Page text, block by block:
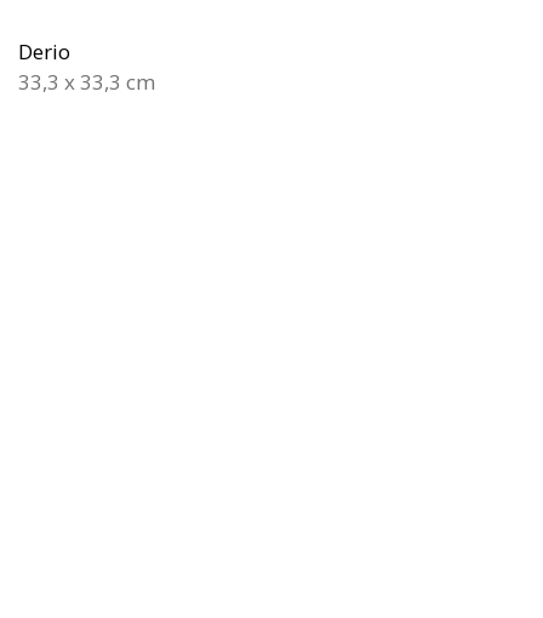
Derio
33,3 x 33,3 cm